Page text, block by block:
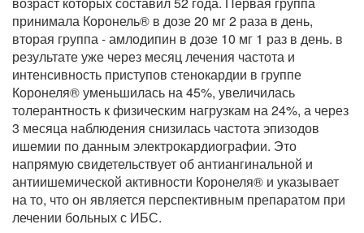
принимала Коронель® в дозе 20 мг 2 раза в день,
вторая группа - амлодипин в дозе 10 мг 1 раз в день. в
результате уже через месяц лечения частота и
интенсивность приступов стенокардии в группе
Коронеля® уменьшилась на 45%, увеличилась
толерантность к физическим нагрузкам на 24%, а через
3 месяца наблюдения снизилась частота эпизодов
ишемии по данным электрокардиографии. Это
напрямую свидетельствует об антиангинальной и
антиишемической активности Коронеля® и указывает
на то, что он является перспективным препаратом при
лечении больных с ИБС.